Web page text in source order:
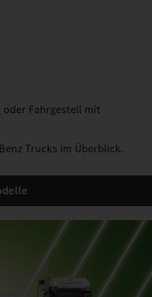
Fahrgestell mit
Trucks im Überblick.